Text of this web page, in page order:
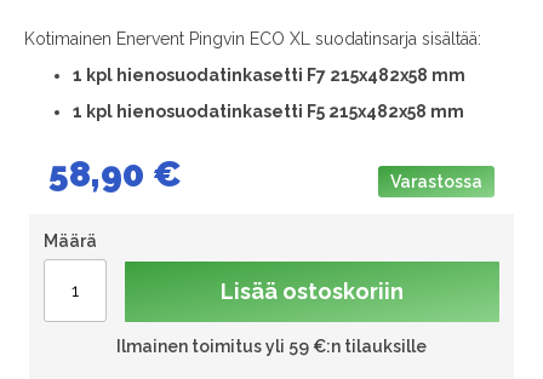
Kotimainen Enervent Pingvin ECO XL suodatinsarja sisältää:
1 kpl hienosuodatinkasetti F7 215x482x58 mm
1 kpl hienosuodatinkasetti F5 215x482x58 mm
58,90 € Varastossa
Määrä
Lisää ostoskoriin
Ilmainen toimitus yli 59 €:n tilauksille
of
images